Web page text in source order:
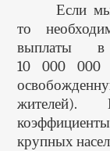
Если
то
выплаты в
10 000 000
жителей).
крупных